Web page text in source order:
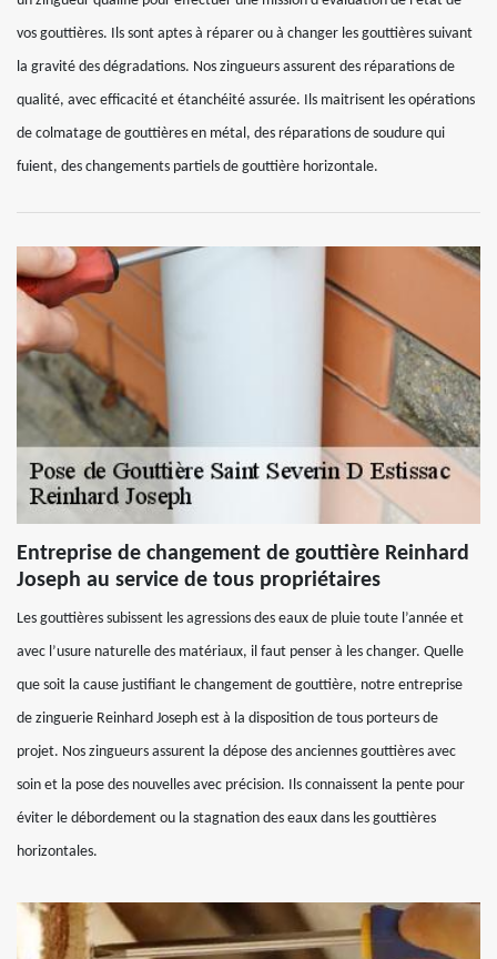
vos gouttières. Ils sont aptes à réparer ou à changer les gouttières suivant
la gravité des dégradations. Nos zingueurs assurent des réparations de
qualité, avec efficacité et étanchéité assurée. Ils maitrisent les opérations
de colmatage de gouttières en métal, des réparations de soudure qui
fuient, des changements partiels de gouttière horizontale.
Entreprise de changement de gouttière Reinhard
Joseph au service de tous propriétaires
Les gouttières subissent les agressions des eaux de pluie toute l’année et
avec l’usure naturelle des matériaux, il faut penser à les changer. Quelle
que soit la cause justifiant le changement de gouttière, notre entreprise
de zinguerie Reinhard Joseph est à la disposition de tous porteurs de
projet. Nos zingueurs assurent la dépose des anciennes gouttières avec
soin et la pose des nouvelles avec précision. Ils connaissent la pente pour
éviter le débordement ou la stagnation des eaux dans les gouttières
horizontales.